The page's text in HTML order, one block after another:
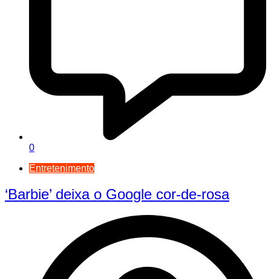
0
Entretenimento
‘Barbie’ deixa o Google cor-de-rosa